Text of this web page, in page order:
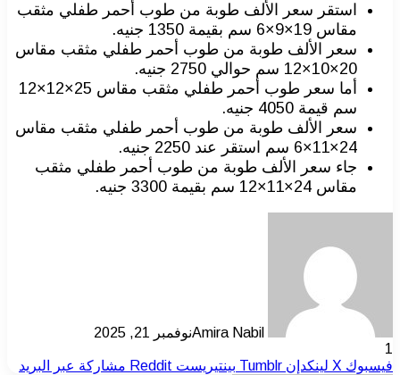
استقر سعر الألف طوبة من طوب أحمر طفلي مثقب
مقاس 19×9×6 سم بقيمة 1350 جنيه.
سعر الألف طوبة من طوب أحمر طفلي مثقب مقاس
20×10×12 سم حوالي 2750 جنيه.
أما سعر طوب أحمر طفلي مثقب مقاس 25×12×12
سم قيمة 4050 جنيه.
سعر الألف طوبة من طوب أحمر طفلي مثقب مقاس
24×11×6 سم استقر عند 2250 جنيه.
جاء سعر الألف طوبة من طوب أحمر طفلي مثقب
مقاس 24×11×12 سم بقيمة 3300 جنيه.
Amira Nabilنوفمبر 21, 2025
1
فيسبوك ‫X لينكدإن بينتيريست مشاركة عبر البريد